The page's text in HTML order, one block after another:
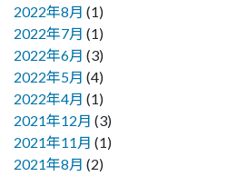
2022年8月 (1)
2022年7月 (1)
2022年6月 (3)
2022年5月 (4)
2022年4月 (1)
2021年12月 (3)
2021年11月 (1)
2021年8月 (2)